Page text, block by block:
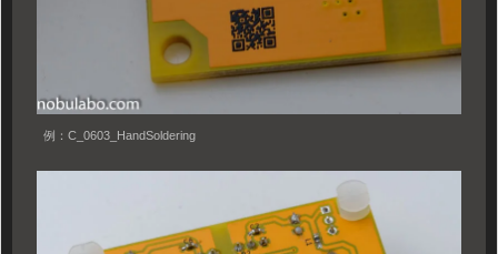
例：C_0603_HandSoldering